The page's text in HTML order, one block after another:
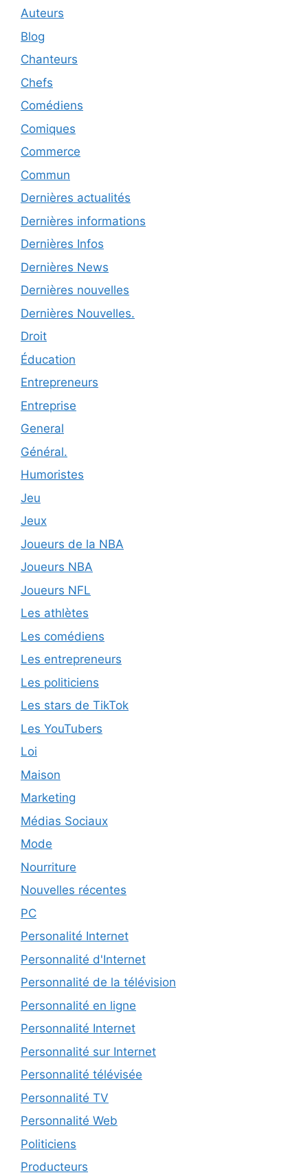
Auteurs
Blog
Chanteurs
Chefs
Comédiens
Comiques
Commerce
Commun
Dernières actualités
Dernières informations
Dernières Infos
Dernières News
Dernières nouvelles
Dernières Nouvelles.
Droit
Éducation
Entrepreneurs
Entreprise
General
Général.
Humoristes
Jeu
Jeux
Joueurs de la NBA
Joueurs NBA
Joueurs NFL
Les athlètes
Les comédiens
Les entrepreneurs
Les politiciens
Les stars de TikTok
Les YouTubers
Loi
Maison
Marketing
Médias Sociaux
Mode
Nourriture
Nouvelles récentes
PC
Personalité Internet
Personnalité d'Internet
Personnalité de la télévision
Personnalité en ligne
Personnalité Internet
Personnalité sur Internet
Personnalité télévisée
Personnalité TV
Personnalité Web
Politiciens
Producteurs